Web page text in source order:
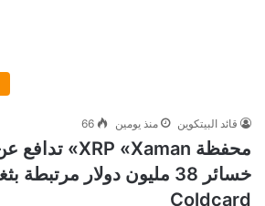
قائد البيتكوين منذ يومين 66
Coldcard